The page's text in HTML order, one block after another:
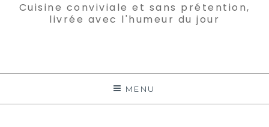
Cuisine conviviale et sans prétention,
livrée avec l'humeur du jour
MENU